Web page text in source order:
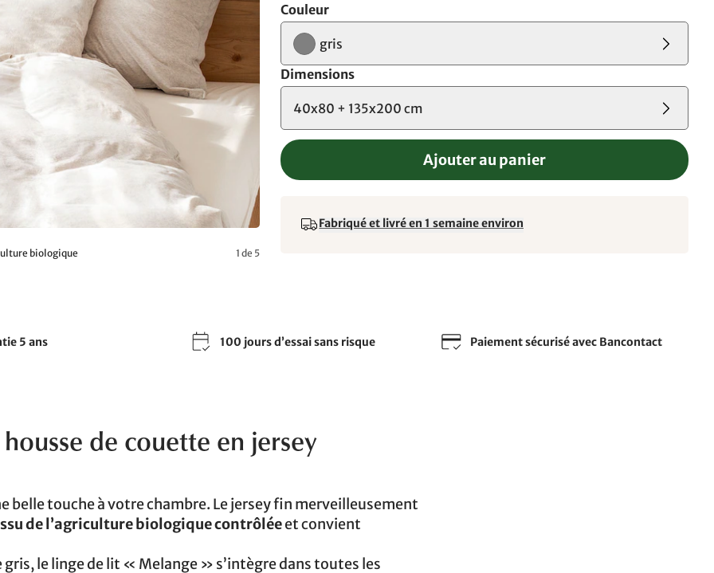
biologique 1 de 5
Couleur
gris
Dimensions
40x80 + 135x200 cm
Ajouter au panier
Fabriqué et livré en 1 semaine environ
5 ans 100 jours d’essai sans risque Paiement sécurisé avec Bancontact
de couette en jersey
belle touche à votre chambre. Le jersey fin merveilleusement
de l’agriculture biologique contrôléeet convient
le linge de lit « Melange » s’intègre dans toutes les